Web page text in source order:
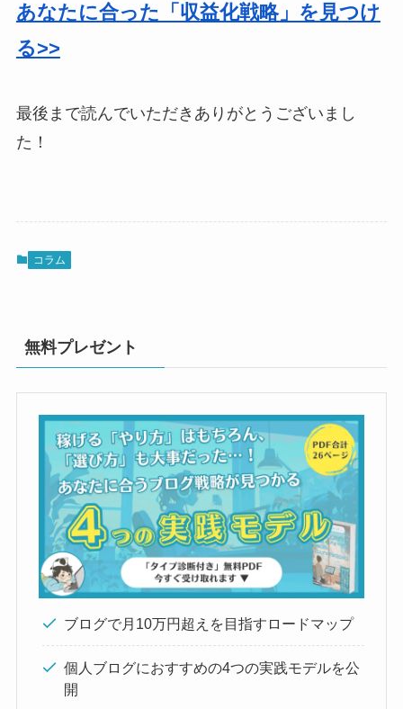
あなたに合った「収益化戦略」を見つけ
る>>
最後まで読んでいただきありがとうございまし
た！
コラム
無料プレゼント
ブログで月10万円超えを目指すロードマップ
個人ブログにおすすめの4つの実践モデルを公
開